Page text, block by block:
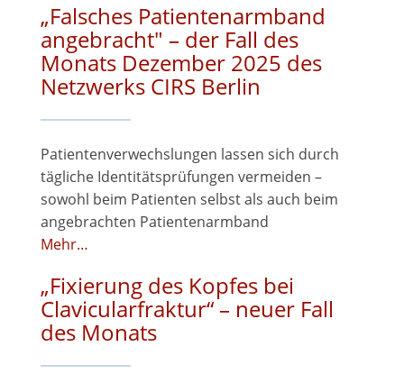
„Falsches Patientenarmband
angebracht" – der Fall des
Monats Dezember 2025 des
Netzwerks CIRS Berlin
Patientenverwechslungen lassen sich durch
tägliche Identitätsprüfungen vermeiden –
sowohl beim Patienten selbst als auch beim
angebrachten Patientenarmband
Mehr…
„Fixierung des Kopfes bei
Clavicularfraktur“ – neuer Fall
des Monats